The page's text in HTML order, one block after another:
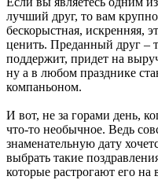
лучший друг, то вам
бескорыстная, искренняя,
ценить. Преданный друг –
поддержит, придет на
ну а в любом празднике
компаньоном.
И вот, не за горами день,
что-то необычное. Ведь
знаменательную дату
выбрать такие
которые растрогают его на